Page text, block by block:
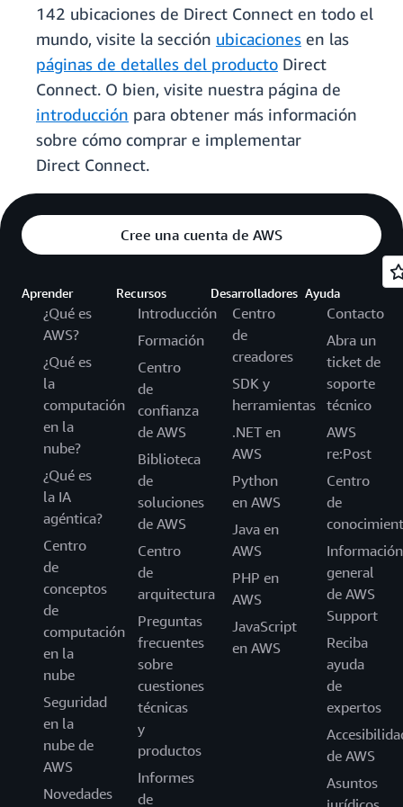
142 ubicaciones de Direct Connect en todo el
mundo, visite la sección ubicaciones en las
páginas de detalles del producto Direct
Connect. O bien, visite nuestra página de
introducción para obtener más información
sobre cómo comprar e implementar
Direct Connect.
Cree una cuenta de AWS
Aprender
¿Qué es
AWS?
¿Qué es
la
computación
en la
nube?
¿Qué es
la IA
agéntica?
Centro
de
conceptos
de
computación
en la
nube
Seguridad
en la
nube de
AWS
Novedades
Recursos
Introducción
Formación
Centro
de
confianza
de AWS
Biblioteca
de
soluciones
de AWS
Centro
de
arquitectura
Preguntas
frecuentes
sobre
cuestiones
técnicas
y
productos
Informes
de
Desarrolladores
Centro
de
creadores
SDK y
herramientas
.NET en
AWS
Python
en AWS
Java en
AWS
PHP en
AWS
JavaScript
en AWS
Ayuda
Contacto
Abra un
ticket de
soporte
técnico
AWS
re:Post
Centro
de
Información
general
de AWS
Support
Reciba
ayuda
de
expertos
de AWS
Asuntos